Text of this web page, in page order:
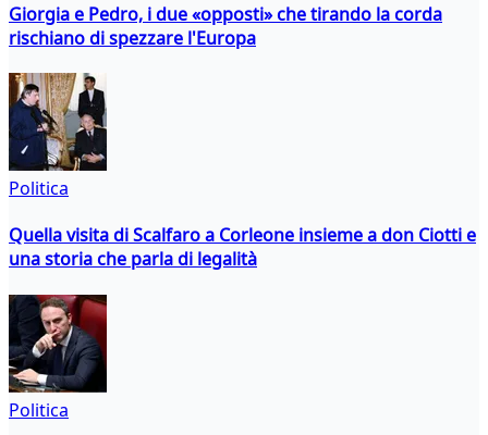
Giorgia e Pedro, i due «opposti» che tirando la corda
rischiano di spezzare l'Europa
Politica
Quella visita di Scalfaro a Corleone insieme a don Ciotti e
una storia che parla di legalità
Politica